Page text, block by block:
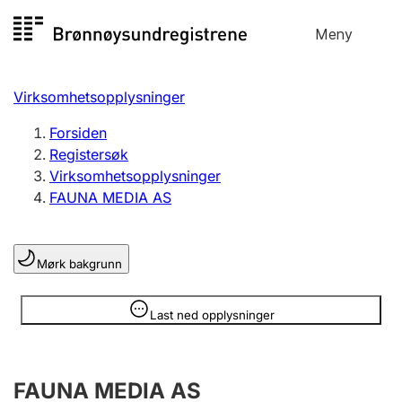
til
Meny
Registersøk
Aksjeselskap
Enkeltpersonforetak
Registrere, endre, slette
Lag og forening
Registrere, endre, slette
Virksomhetsopplysninger
Forsiden
Registersøk
Virksomhetsopplysninger
FAUNA MEDIA AS
Mørk bakgrunn
Last ned opplysninger
Opplysninger er skjult
FAUNA MEDIA AS